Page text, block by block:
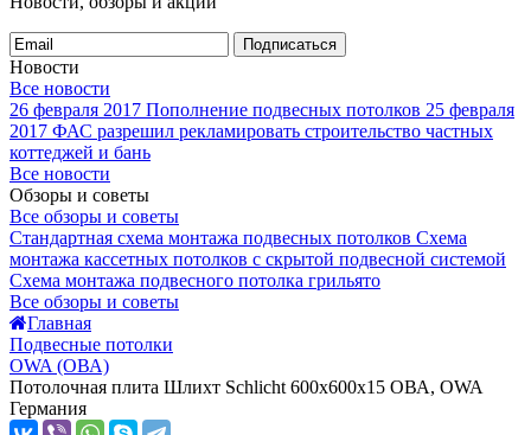
Подписаться
Новости
Все новости
26 февраля 2017 Пополнение подвесных потолков 25 февраля
2017 ФАС разрешил рекламировать строительство частных
коттеджей и бань
Все новости
Обзоры и советы
Все обзоры и советы
Стандартная схема монтажа подвесных потолков Схема
монтажа кассетных потолков с скрытой подвесной системой
Схема монтажа подвесного потолка грильято
Все обзоры и советы
Главная
Подвесные потолки
OWA (ОВА)
Потолочная плита Шлихт Schlicht 600x600x15 ОВА, OWA
Германия